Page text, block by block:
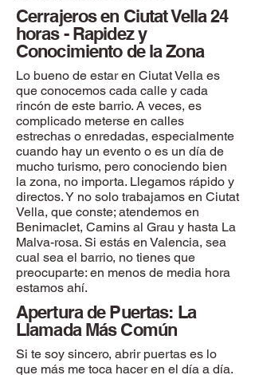
Cerrajeros en Ciutat Vella 24
horas - Rapidez y
Conocimiento de la Zona
Lo bueno de estar en Ciutat Vella es
que conocemos cada calle y cada
rincón de este barrio. A veces, es
complicado meterse en calles
estrechas o enredadas, especialmente
cuando hay un evento o es un día de
mucho turismo, pero conociendo bien
la zona, no importa. Llegamos rápido y
directos. Y no solo trabajamos en Ciutat
Vella, que conste; atendemos en
Benimaclet, Camins al Grau y hasta La
Malva-rosa. Si estás en Valencia, sea
cual sea el barrio, no tienes que
preocuparte: en menos de media hora
estamos ahí.
Apertura de Puertas: La
Llamada Más Común
Si te soy sincero, abrir puertas es lo
que más me toca hacer en el día a día.